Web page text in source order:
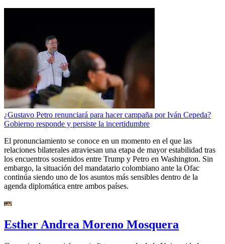
¿Gustavo Petro renunciará para hacer campaña por Iván Cepeda?
Gobierno responde y persiste la incertidumbre
El pronunciamiento se conoce en un momento en el que las
relaciones bilaterales atraviesan una etapa de mayor estabilidad tras
los encuentros sostenidos entre Trump y Petro en Washington. Sin
embargo, la situación del mandatario colombiano ante la Ofac
continúa siendo uno de los asuntos más sensibles dentro de la
agenda diplomática entre ambos países.
Esther Andrea Moreno Mosquera